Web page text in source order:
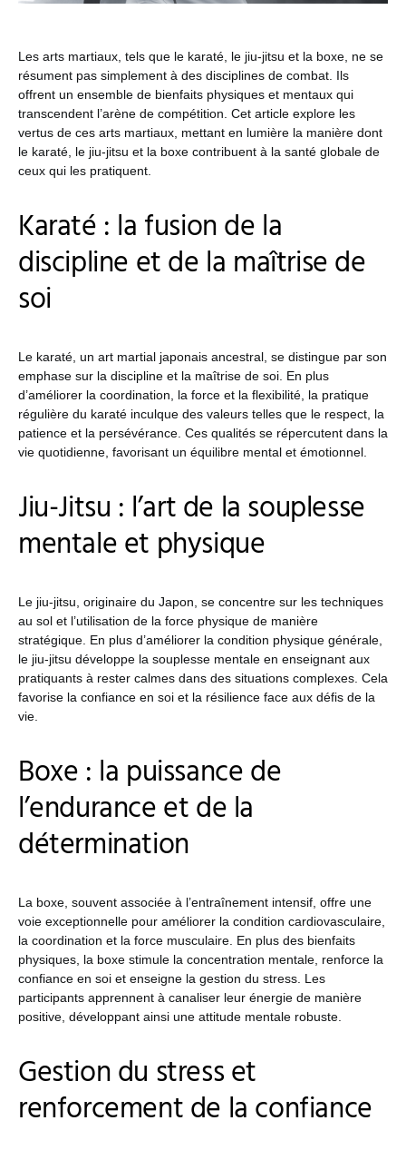
Les arts martiaux, tels que le karaté, le jiu-jitsu et la boxe, ne se
résument pas simplement à des disciplines de combat. Ils
offrent un ensemble de bienfaits physiques et mentaux qui
transcendent l’arène de compétition. Cet article explore les
vertus de ces arts martiaux, mettant en lumière la manière dont
le karaté, le jiu-jitsu et la boxe contribuent à la santé globale de
ceux qui les pratiquent.
Karaté : la fusion de la
discipline et de la maîtrise de
soi
Le karaté, un art martial japonais ancestral, se distingue par son
emphase sur la discipline et la maîtrise de soi. En plus
d’améliorer la coordination, la force et la flexibilité, la pratique
régulière du karaté inculque des valeurs telles que le respect, la
patience et la persévérance. Ces qualités se répercutent dans la
vie quotidienne, favorisant un équilibre mental et émotionnel.
Jiu-Jitsu : l’art de la souplesse
mentale et physique
Le jiu-jitsu, originaire du Japon, se concentre sur les techniques
au sol et l’utilisation de la force physique de manière
stratégique. En plus d’améliorer la condition physique générale,
le jiu-jitsu développe la souplesse mentale en enseignant aux
pratiquants à rester calmes dans des situations complexes. Cela
favorise la confiance en soi et la résilience face aux défis de la
vie.
Boxe : la puissance de
l’endurance et de la
détermination
La boxe, souvent associée à l’entraînement intensif, offre une
voie exceptionnelle pour améliorer la condition cardiovasculaire,
la coordination et la force musculaire. En plus des bienfaits
physiques, la boxe stimule la concentration mentale, renforce la
confiance en soi et enseigne la gestion du stress. Les
participants apprennent à canaliser leur énergie de manière
positive, développant ainsi une attitude mentale robuste.
Gestion du stress et
renforcement de la confiance